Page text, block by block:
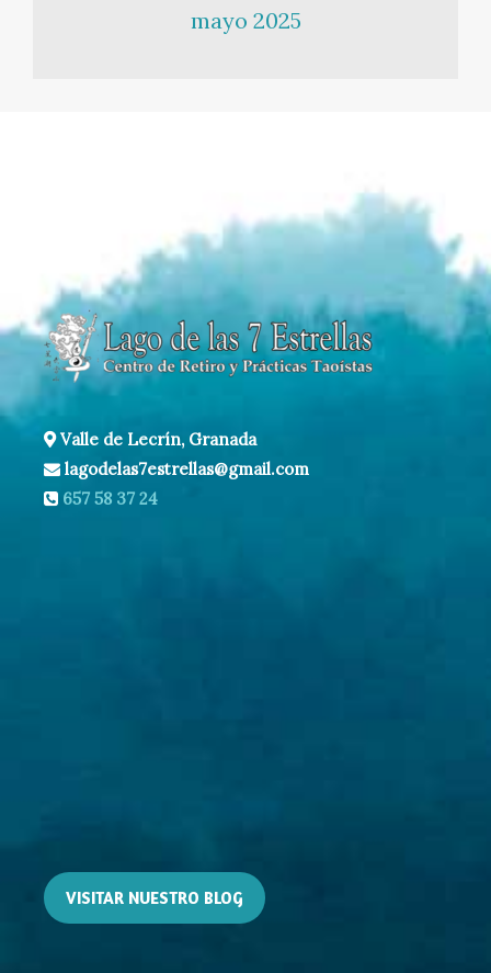
mayo 2025
Valle de Lecrín, Granada
lagodelas7estrellas@gmail.com
657 58 37 24
VISITAR NUESTRO BLOG